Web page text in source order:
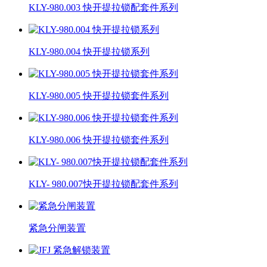
KLY-980.003 快开提拉锁配套件系列
KLY-980.004 快开提拉锁系列
KLY-980.005 快开提拉锁套件系列
KLY-980.006 快开提拉锁套件系列
KLY- 980.007快开提拉锁配套件系列
紧急分闸装置